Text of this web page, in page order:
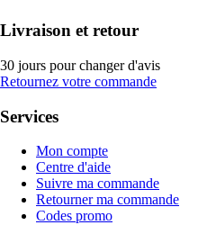
Livraison et retour
30 jours pour changer d'avis
Retournez votre commande
Services
Mon compte
Centre d'aide
Suivre ma commande
Retourner ma commande
Codes promo